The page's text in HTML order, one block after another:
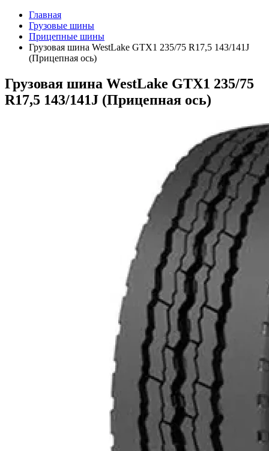
Главная
Грузовые шины
Прицепные шины
Грузовая шина WestLake GTX1 235/75 R17,5 143/141J
(Прицепная ось)
Грузовая шина WestLake GTX1 235/75
R17,5 143/141J (Прицепная ось)